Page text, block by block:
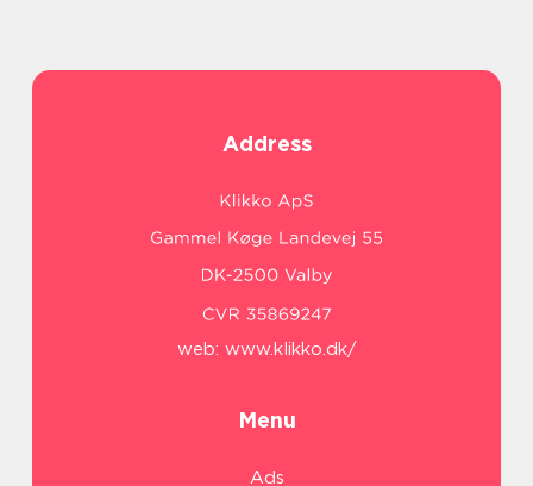
Address
web: www.klikko.dk/
Menu
Ads